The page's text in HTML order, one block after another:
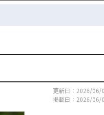
更新日：2026/06/
掲載日：2026/06/